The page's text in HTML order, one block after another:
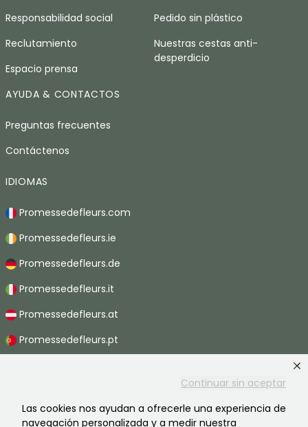
Continuar sin aceptar
Las cookies nos ayudan a ofrecerle una experiencia de
navegación personalizada y a medir nuestra
Responsabilidad social
Reclutamiento
Espacio prensa
Pedido sin plástico
Nuestras cestas anti-
desperdicio
AYUDA & CONTACTOS
Preguntas frecuentes
Contáctenos
IDIOMAS
Promessedefleurs.com
Promessedefleurs.ie
Promessedefleurs.de
Promessedefleurs.it
Promessedefleurs.at
Promessedefleurs.pt
Promessedefleurs.ch